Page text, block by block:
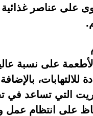
على عناصر غذائية
على نسبة
للالتهابات،
التي تساعد في
على انتظام